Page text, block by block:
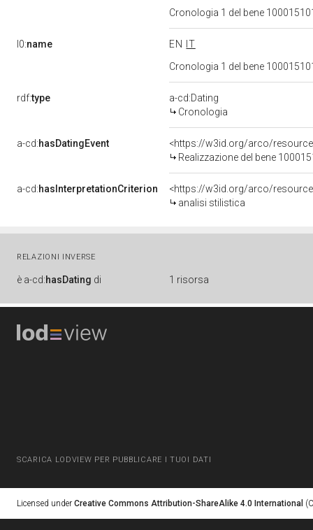
Cronologia 1 del bene
l0:name EN
IT
Cronologia 1 del bene
rdf:type
a-cd:Dating
Cronologia
a-cd:hasDatingEvent
<https://w3id.org/arco/
Realizzazione del bene
a-cd:hasInterpretationCriterion
<https://w3id.org/arco/
analisi stilistica
RELAZIONI INVERSE
è a-cd:hasDating di 1 risorsa
SCARICA LODVIEW PER PUBBLICARE I TUOI DATI
Licensed under Creative Commons Attribution-ShareAlike 4.0 International